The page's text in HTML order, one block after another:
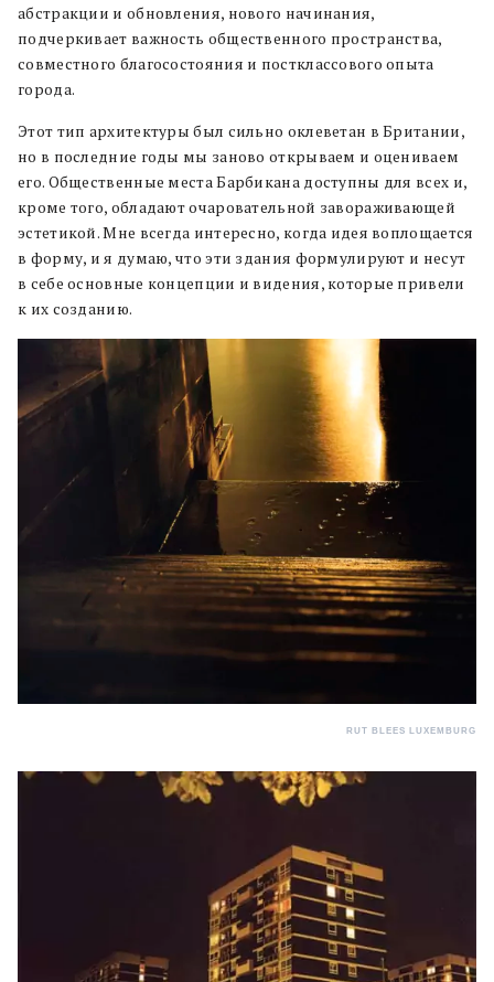
абстракции и обновления, нового начинания,
подчеркивает важность общественного пространства,
совместного благосостояния и постклассового опыта
города.
Этот тип архитектуры был сильно оклеветан в Британии,
но в последние годы мы заново открываем и оцениваем
его. Общественные места Барбикана доступны для всех и,
кроме того, обладают очаровательной завораживающей
эстетикой. Мне всегда интересно, когда идея воплощается
в форму, и я думаю, что эти здания формулируют и несут
в себе основные концепции и видения, которые привели
к их созданию.
RUT BLEES LUXEMBURG